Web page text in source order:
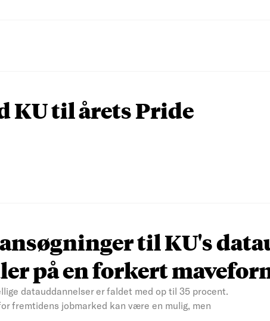
KU til årets Pride
til KU's
på en forkert
datauddannelser er faldet med op til 35 procent.
fremtidens jobmarked kan være en mulig, men